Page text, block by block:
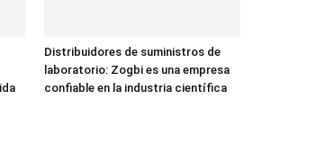
Distribuidores de suministros de
laboratorio: Zogbi es una empresa
confiable en la industria científica